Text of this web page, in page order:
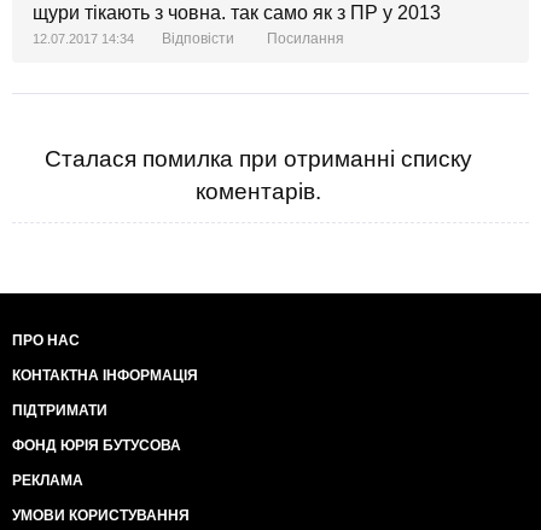
щури тікають з човна. так само як з ПР у 2013
12.07.2017 14:34 Відповісти Посилання
Сталася помилка при отриманні списку
коментарів.
ПРО НАС
КОНТАКТНА ІНФОРМАЦІЯ
ПІДТРИМАТИ
ФОНД ЮРІЯ БУТУСОВА
РЕКЛАМА
УМОВИ КОРИСТУВАННЯ